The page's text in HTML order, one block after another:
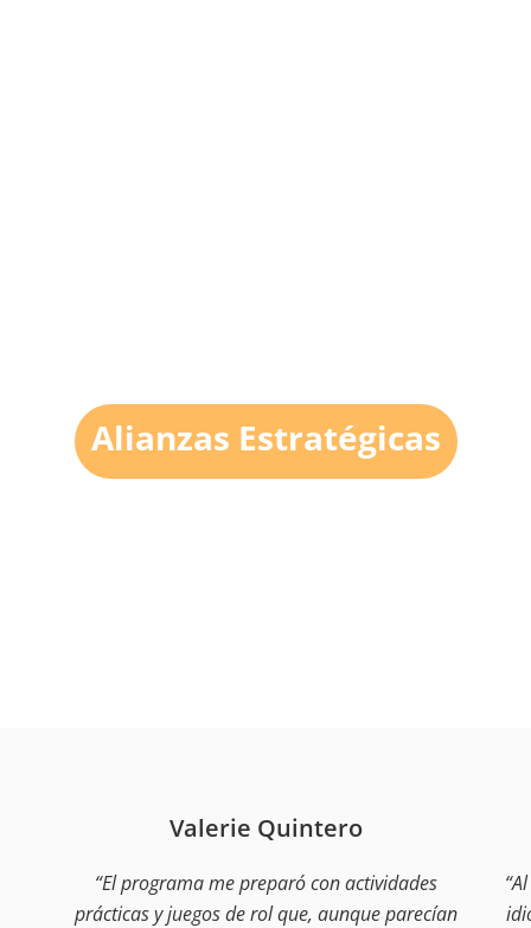
Alianzas Estratégicas
Valerie Quintero
“El programa me preparó con actividades
prácticas y juegos de rol que, aunque parecían